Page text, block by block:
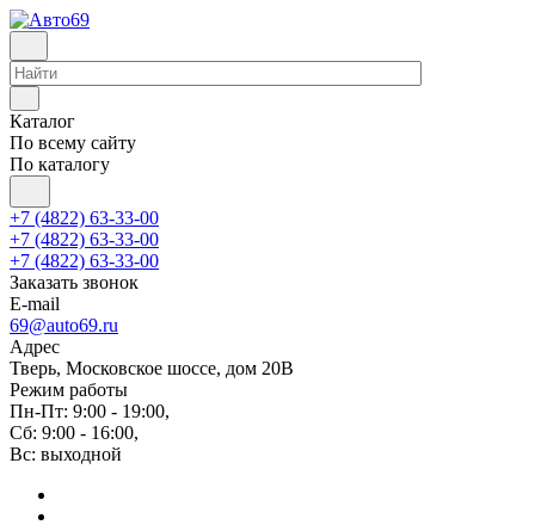
Каталог
По всему сайту
По каталогу
+7 (4822) 63-33-00
+7 (4822) 63-33-00
+7 (4822) 63-33-00
Заказать звонок
E-mail
69@auto69.ru
Адрес
Тверь, Московское шоссе, дом 20В
Режим работы
Пн-Пт: 9:00 - 19:00,
Сб: 9:00 - 16:00,
Вс: выходной